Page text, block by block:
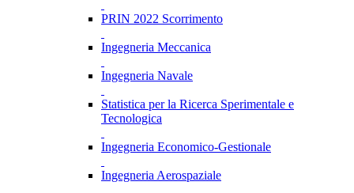
PRIN 2022 Scorrimento
Ingegneria Meccanica
Ingegneria Navale
Statistica per la Ricerca Sperimentale e
Tecnologica
Ingegneria Economico-Gestionale
Ingegneria Aerospaziale